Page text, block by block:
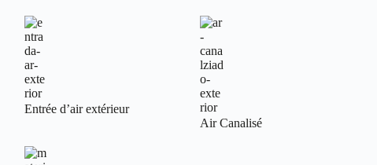
Entrée d’air extérieur
Air Canalisé